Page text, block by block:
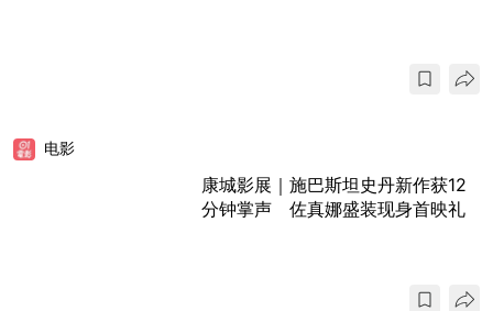
电影
康城影展｜施巴斯坦史丹新作获12
分钟掌声 佐真娜盛装现身首映礼